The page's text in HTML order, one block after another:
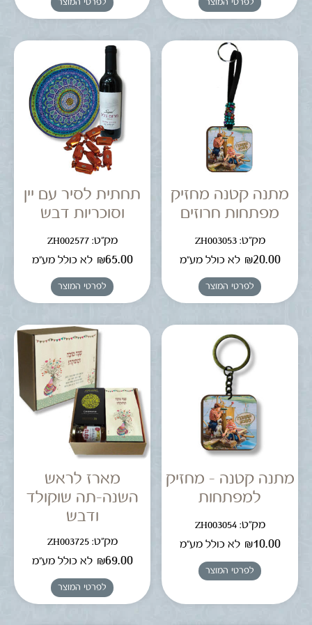
לפרטי המוצר לפרטי המוצר
מתנה קטנה מחזיק
מפתחות חרוזים
מק"ט: ZH003053
₪20.00 לא כולל מע"מ
לפרטי המוצר
תחתית לסיר עם יין
וסוכריות דבש
מק"ט: ZH002577
₪65.00 לא כולל מע"מ
לפרטי המוצר
מתנה קטנה – מחזיק
למפתחות
מק"ט: ZH003054
₪10.00 לא כולל מע"מ
לפרטי המוצר
מארז לראש
השנה-תה שוקולד
ודבש
מק"ט: ZH003725
₪69.00 לא כולל מע"מ
לפרטי המוצר